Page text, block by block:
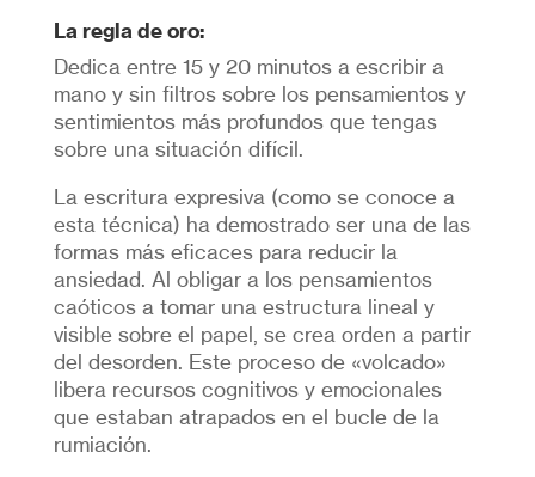
La regla de oro:
Dedica entre 15 y 20 minutos a escribir a
mano y sin filtros sobre los pensamientos y
sentimientos más profundos que tengas
sobre una situación difícil.
La escritura expresiva (como se conoce a
esta técnica) ha demostrado ser una de las
formas más eficaces para reducir la
ansiedad. Al obligar a los pensamientos
caóticos a tomar una estructura lineal y
visible sobre el papel, se crea orden a partir
del desorden. Este proceso de «volcado»
libera recursos cognitivos y emocionales
que estaban atrapados en el bucle de la
rumiación.